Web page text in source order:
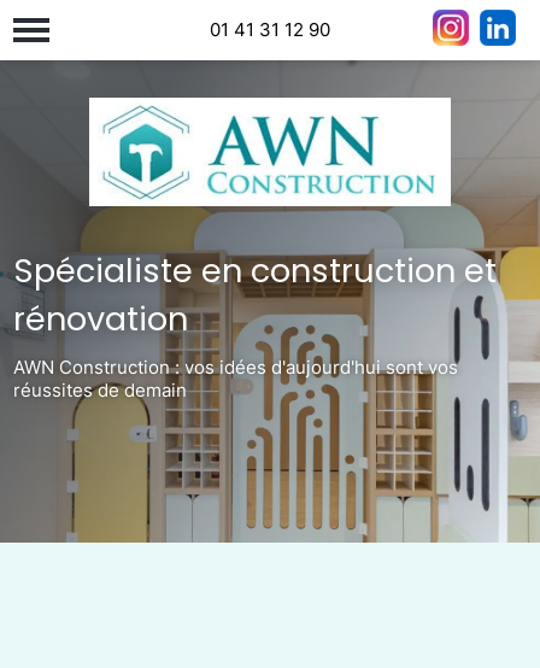
01 41 31 12 90
Spécialiste en construction et
rénovation
AWN Construction : vos idées d'aujourd'hui sont vos
réussites de demain